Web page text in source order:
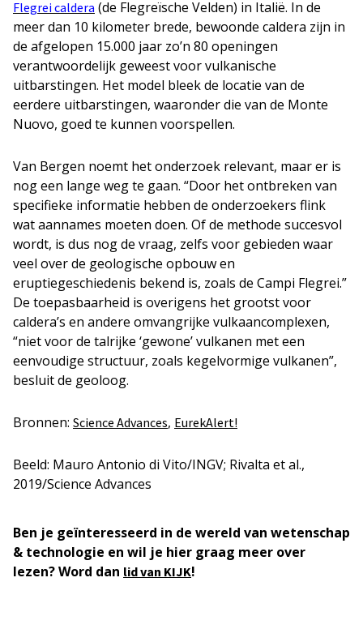
Flegrei caldera (de Flegreïsche Velden) in Italië. In de
meer dan 10 kilometer brede, bewoonde caldera zijn in
de afgelopen 15.000 jaar zo’n 80 openingen
verantwoordelijk geweest voor vulkanische
uitbarstingen. Het model bleek de locatie van de
eerdere uitbarstingen, waaronder die van de Monte
Nuovo, goed te kunnen voorspellen.
Van Bergen noemt het onderzoek relevant, maar er is
nog een lange weg te gaan. “Door het ontbreken van
specifieke informatie hebben de onderzoekers flink
wat aannames moeten doen. Of de methode succesvol
wordt, is dus nog de vraag, zelfs voor gebieden waar
veel over de geologische opbouw en
eruptiegeschiedenis bekend is, zoals de Campi Flegrei.”
De toepasbaarheid is overigens het grootst voor
caldera’s en andere omvangrijke vulkaancomplexen,
“niet voor de talrijke ‘gewone’ vulkanen met een
eenvoudige structuur, zoals kegelvormige vulkanen”,
besluit de geoloog.
Bronnen: Science Advances, EurekAlert!
Beeld: Mauro Antonio di Vito/INGV; Rivalta et al.,
2019/Science Advances
Ben je geïnteresseerd in de wereld van wetenschap
& technologie en wil je hier graag meer over
lezen? Word dan lid van KIJK!